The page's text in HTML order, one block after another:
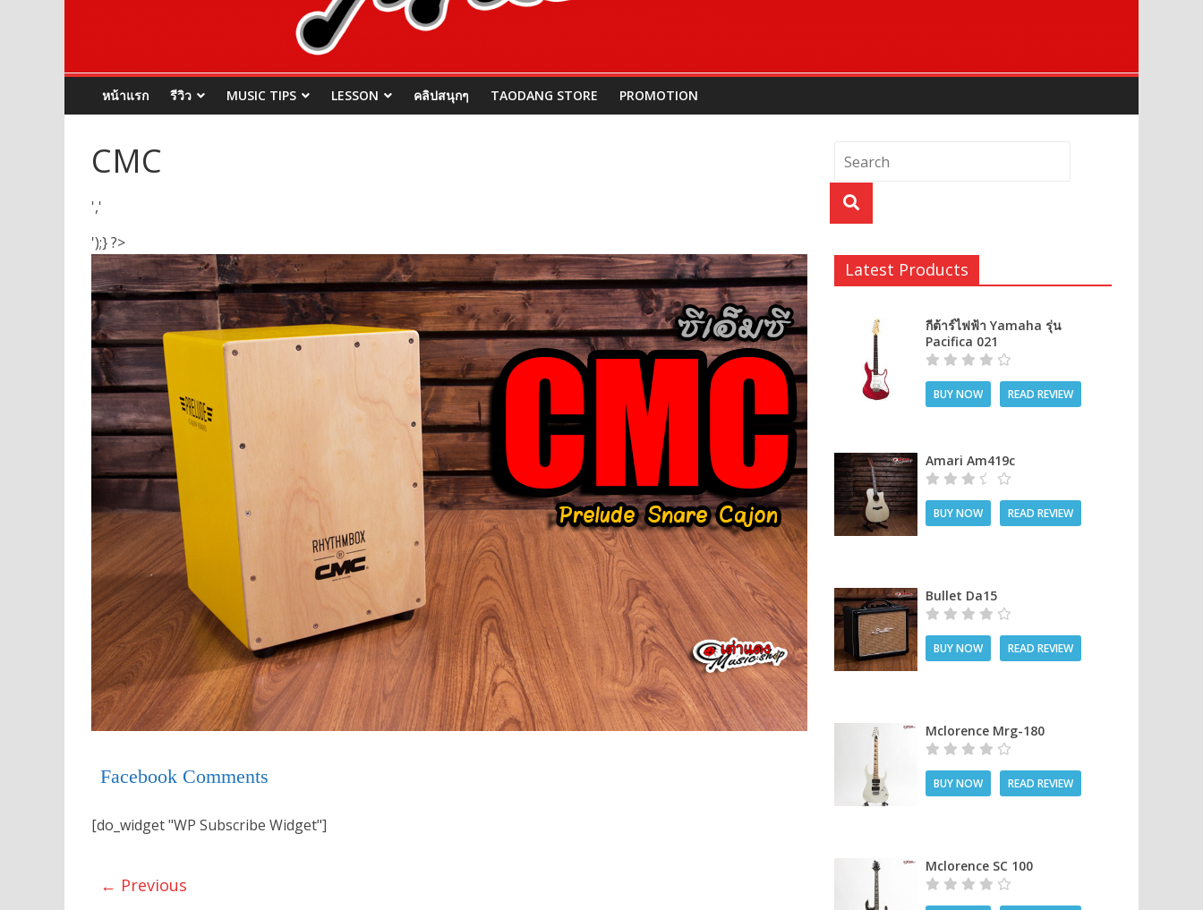
หน้าแรก รีวิว MUSIC TIPS LESSON คลิปสนุกๆ TAODANG STORE PROMOTION
CMC
','
');} ?>
Facebook Comments
[do_widget "WP Subscribe Widget"]
← Previous
Latest Products
กีต้าร์ไฟฟ้า Yamaha รุ่น
Pacifica 021
BUY NOW READ REVIEW
Amari Am419c
BUY NOW READ REVIEW
Bullet Da15
BUY NOW READ REVIEW
Mclorence Mrg-180
BUY NOW READ REVIEW
Mclorence SC 100